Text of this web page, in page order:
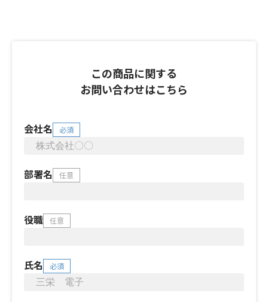
この商品に関する
お問い合わせはこちら
会社名 必須
部署名 任意
役職 任意
氏名 必須